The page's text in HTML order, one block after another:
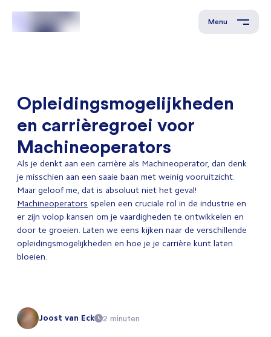
Menu
Opleidingsmogelijkheden
en carrièregroei voor
Machineoperators
Als je denkt aan een carrière als Machineoperator, dan denk
je misschien aan een saaie baan met weinig vooruitzicht.
Maar geloof me, dat is absoluut niet het geval!
Machineoperators spelen een cruciale rol in de industrie en
er zijn volop kansen om je vaardigheden te ontwikkelen en
door te groeien. Laten we eens kijken naar de verschillende
opleidingsmogelijkheden en hoe je je carrière kunt laten
bloeien.
Joost van Eck 2 minuten